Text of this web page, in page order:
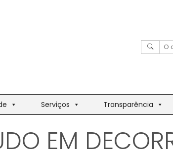
Serviços Transparência
EM